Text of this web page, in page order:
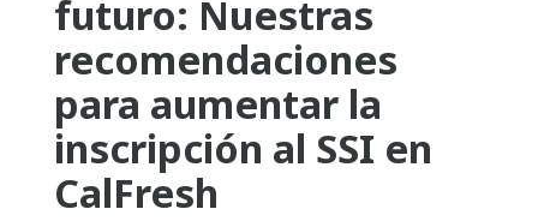
futuro: Nuestras
recomendaciones
para aumentar la
inscripción al SSI en
CalFresh